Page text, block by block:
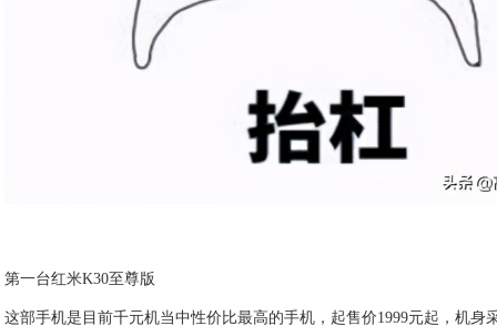
第一台红米K30至尊版
这部手机是目前千元机当中性价比最高的手机，起售价1999元起，机